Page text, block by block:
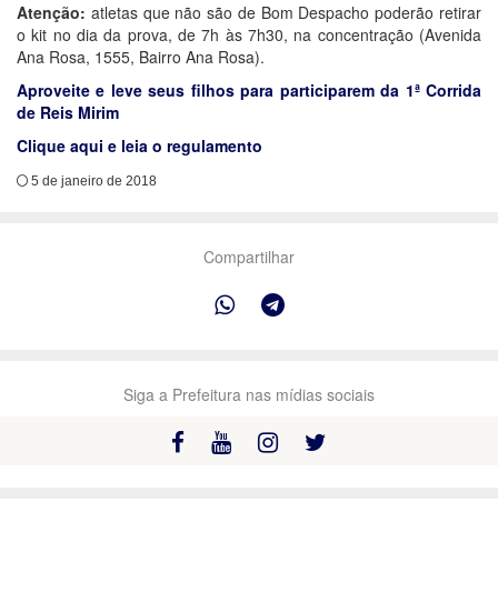
Atenção: atletas que não são de Bom Despacho poderão retirar
o kit no dia da prova, de 7h às 7h30, na concentração (Avenida
Ana Rosa, 1555, Bairro Ana Rosa).
Aproveite e leve seus filhos para participarem da 1ª Corrida
de Reis Mirim
Clique aqui e leia o regulamento
5 de janeiro de 2018
Compartilhar
Siga a Prefeitura nas mídias sociais